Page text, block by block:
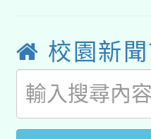
業技術
用水績
115年8
桃園市
2026年
校園新